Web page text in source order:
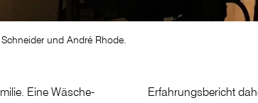
und André Rhode.
Eine Wäsche-
Erfahrungsbericht